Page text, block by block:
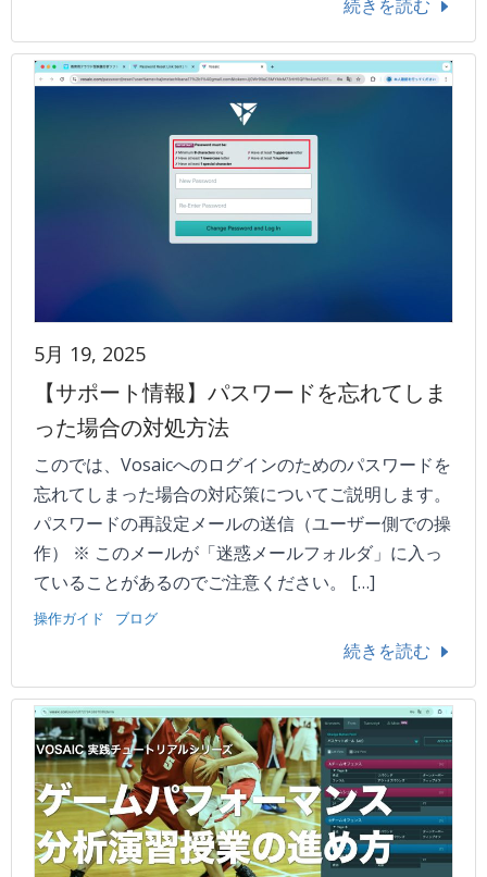
続きを読む
5月 19, 2025
【サポート情報】パスワードを忘れてしま
った場合の対処方法
このでは、Vosaicへのログインのためのパスワードを
忘れてしまった場合の対応策についてご説明します。
パスワードの再設定メールの送信（ユーザー側での操
作） ※ このメールが「迷惑メールフォルダ」に入っ
ていることがあるのでご注意ください。 […]
操作ガイド ブログ
続きを読む